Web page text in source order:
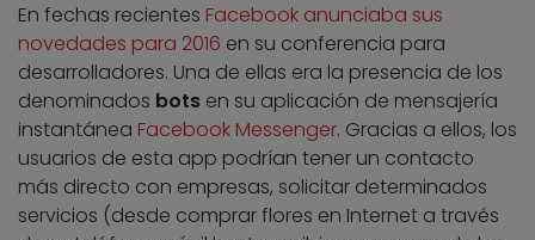
En fechas recientes Facebook anunciaba sus
novedades para 2016 en su conferencia para
desarrolladores. Una de ellas era la presencia de los
denominados bots en su aplicación de mensajería
instantánea Facebook Messenger. Gracias a ellos, los
usuarios de esta app podrían tener un contacto
más directo con empresas, solicitar determinados
servicios (desde comprar flores en Internet a través